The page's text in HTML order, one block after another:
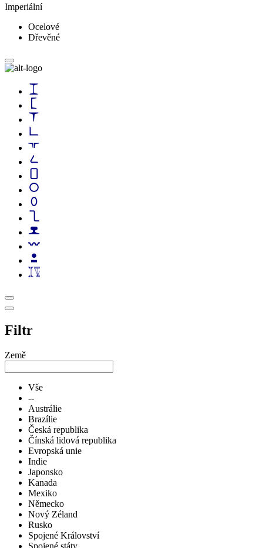
Imperiální
Ocelové
Dřevěné
Filtr
Země
Vše
--
Austrálie
Brazílie
Česká republika
Čínská lidová republika
Evropská unie
Indie
Japonsko
Kanada
Mexiko
Německo
Nový Zéland
Rusko
Spojené Království
Spojené státy